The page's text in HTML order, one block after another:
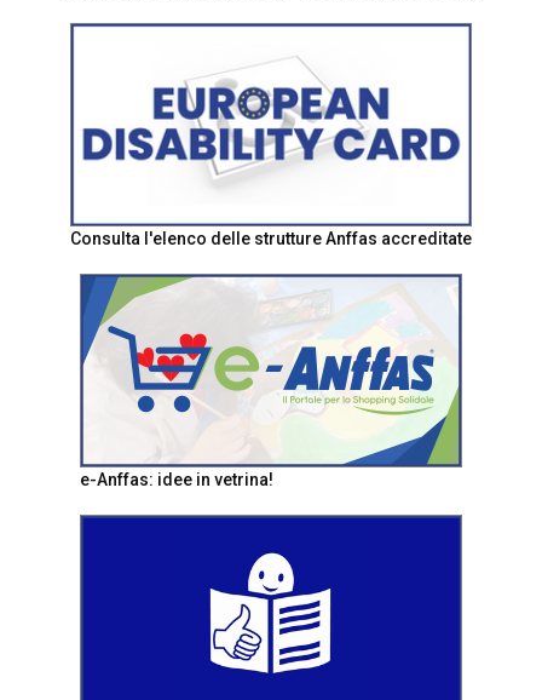
Consulta l'elenco delle strutture Anffas accreditate
e-Anffas: idee in vetrina!